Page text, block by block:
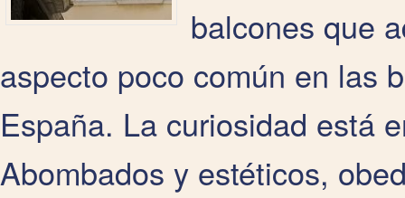
balcones que
aspecto poco común en las
España. La curiosidad está
Abombados y estéticos,